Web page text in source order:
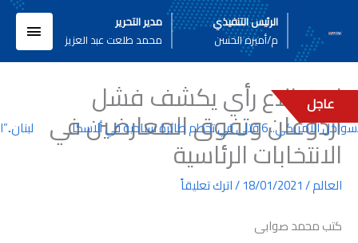
المحتوى
الرئيس التنفيذي
م/أميره الحسن
مدير التحرير
محمد طلعت عبد العزيز
عاجل
6 قتلى في تحطم طائرة سياحية في ألاسكا
استطلاع رأي يكشف فشل
أردوغان وتفوق المعارضين في
الانتخابات الرئاسية
العالم/
18/01/2021
/اترك تعليقاً
كتب محمد صوابى